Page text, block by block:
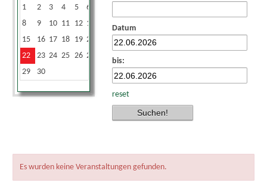
1
2 3 4 5 6
8
9 10 11 12 13
15
16 17 18 19 20
22
23 24 25 26 27
29
30
Datum
bis:
reset
Es wurden keine Veranstaltungen gefunden.